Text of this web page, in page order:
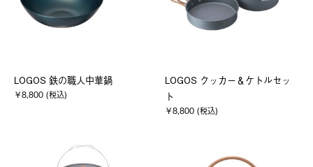
LOGOS 鉄の職人中華鍋
￥8,800 (税込)
LOGOS クッカー＆ケトルセッ
ト
￥8,800 (税込)